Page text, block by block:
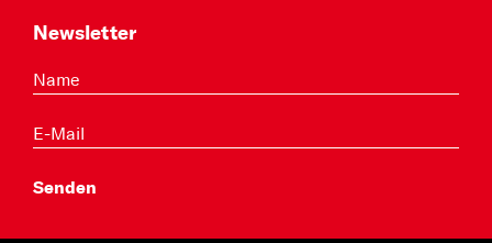
Newsletter